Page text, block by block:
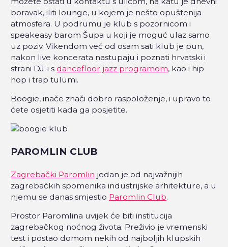
boravak, iliti lounge, u kojem je nešto opuštenija
atmosfera. U podrumu je klub s pozornicom i
speakeasy barom Šupa u koji je moguć ulaz samo
uz poziv. Vikendom već od osam sati klub je pun,
nakon live koncerata nastupaju i poznati hrvatski i
strani DJ-i s dancefloor jazz programom, kao i hip
hop i trap tulumi.
Boogie, inače znači dobro raspoloženje, i upravo to
ćete osjetiti kada ga posjetite.
PAROMLIN CLUB
Zagrebački Paromlin jedan je od najvažnijih
zagrebačkih spomenika industrijske arhitekture, a u
njemu se danas smjestio Paromlin Club.
Prostor Paromlina uvijek će biti institucija
zagrebačkog noćnog života. Preživio je vremenski
test i postao domom nekih od najboljih klupskih